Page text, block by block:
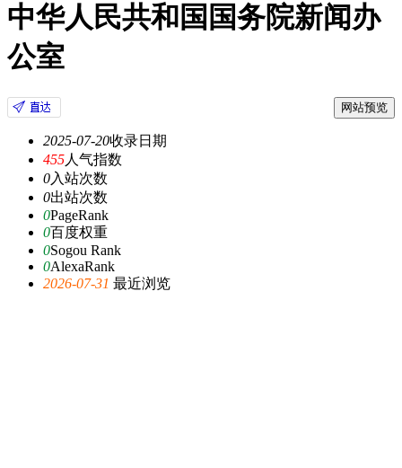
中华人民共和国国务院新闻办
公室
网站预览
2025-07-20收录日期
455人气指数
0入站次数
0出站次数
0PageRank
0百度权重
0Sogou Rank
0AlexaRank
2026-07-31 最近浏览